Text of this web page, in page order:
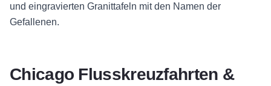
und eingravierten Granittafeln mit den Namen der
Gefallenen.
Chicago Flusskreuzfahrten &